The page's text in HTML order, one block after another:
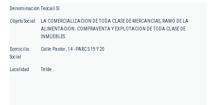
Denominación Teocali Sl
Objeto Social
LA COMERCIALIZACION DE TODA CLASE DE MERCANCIAS, RAMO DE LA
ALIMENTACION. COMPRAVENTA Y EXPLOTACION DE TODA CLASE DE
INMUEBLES.
Domicilio
Social
Calle Pastor , 14 - PARC S 19 Y 20
Localidad Telde